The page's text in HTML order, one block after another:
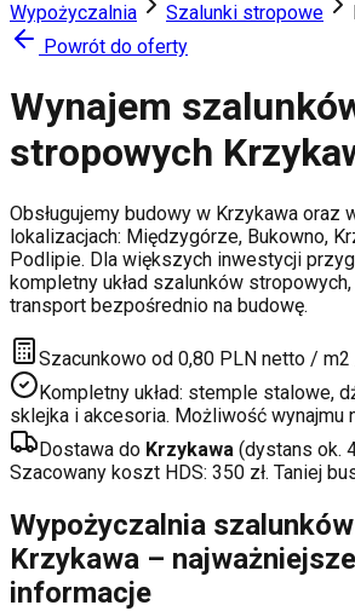
Wypożyczalnia Szalunki stropowe
Powrót do oferty
Wynajem
stropowych
Obsługujemy budowy w Krzykawa oraz
lokalizacjach: Międzygórze, Bukowno,
Podlipie. Dla większych inwestycji
kompletny układ szalunków
transport bezpośrednio na budowę.
Szacunkowo od 0,80 PLN netto /
Kompletny układ: stemple stalowe,
sklejka i akcesoria. Możliwość wynajmu
Dostawa do Krzykawa (dystans ok.
Szacowany koszt HDS: 350 zł. Taniej
Wypożyczalnia szalunków
Krzykawa – najważniejsze
informacje